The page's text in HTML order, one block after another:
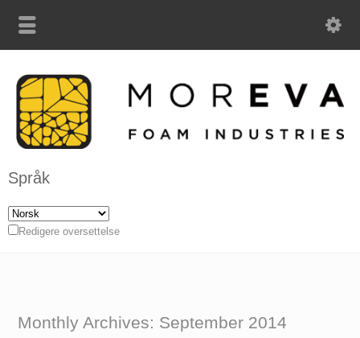
Språk
Redigere oversettelse
Monthly Archives: September 2014